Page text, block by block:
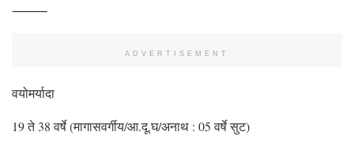
⸻
ADVERTISEMENT
वयोमर्यादा
19 ते 38 वर्षे (मागासवर्गीय/आ.दू.घ/अनाथ : 05 वर्षे सुट)